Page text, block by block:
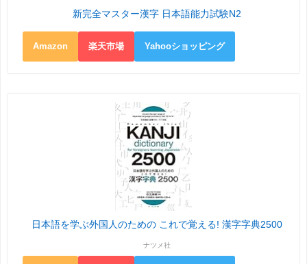
新完全マスター漢字 日本語能力試験N2
Amazon 楽天市場 Yahooショッピング
日本語を学ぶ外国人のための これで覚える! 漢字字典2500
ナツメ社